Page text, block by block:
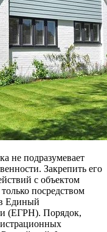
не подразумевает
Закрепить его
с объектом
посредством
Единый
(ЕГРН). Порядок,